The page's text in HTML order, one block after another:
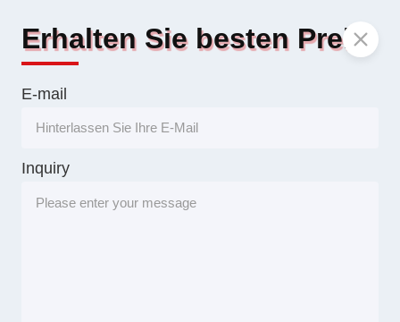
Erhalten Sie besten Preis
E-mail
Inquiry